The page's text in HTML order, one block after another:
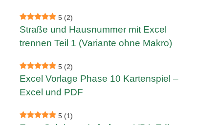
5 (2)
Straße und Hausnummer mit Excel
trennen Teil 1 (Variante ohne Makro)
5 (2)
Excel Vorlage Phase 10 Kartenspiel –
Excel und PDF
5 (1)